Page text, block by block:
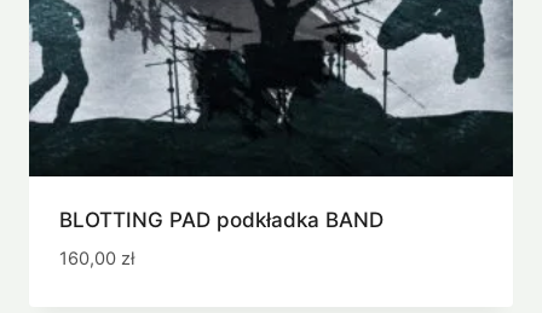
BLOTTING PAD podkładka BAND
160,00 zł